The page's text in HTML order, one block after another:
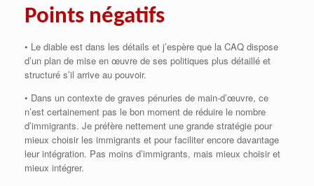
Points négatifs
• Le diable est dans les détails et j’espère que la CAQ dispose
d’un plan de mise en œuvre de ses politiques plus détaillé et
structuré s’il arrive au pouvoir.
• Dans un contexte de graves pénuries de main-d’œuvre, ce
n’est certainement pas le bon moment de réduire le nombre
d’immigrants. Je préfère nettement une grande stratégie pour
mieux choisir les immigrants et pour faciliter encore davantage
leur intégration. Pas moins d’immigrants, mais mieux choisir et
mieux intégrer.